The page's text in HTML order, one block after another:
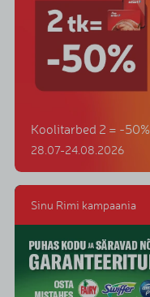
Koolitarbed 2 = -50%
28.07-24.08.2026
Sinu Rimi kampaania